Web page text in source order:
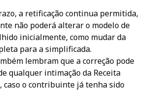
a retificação continua permitida,
não poderá alterar o modelo de
inicialmente, como mudar da
para a simplificada.
lembram que a correção pode
qualquer intimação da Receita
caso o contribuinte já tenha sido